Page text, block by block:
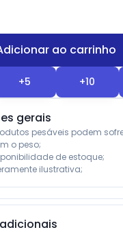
ao carrinho
+5 +10
gerais
pesáveis podem
o peso;
de estoque;
ilustrativa;